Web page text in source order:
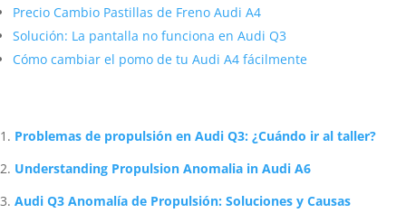
Precio Cambio Pastillas de Freno Audi A4
Solución: La pantalla no funciona en Audi Q3
Cómo cambiar el pomo de tu Audi A4 fácilmente
Problemas de propulsión en Audi Q3: ¿Cuándo ir al taller?
Understanding Propulsion Anomalia in Audi A6
Audi Q3 Anomalía de Propulsión: Soluciones y Causas